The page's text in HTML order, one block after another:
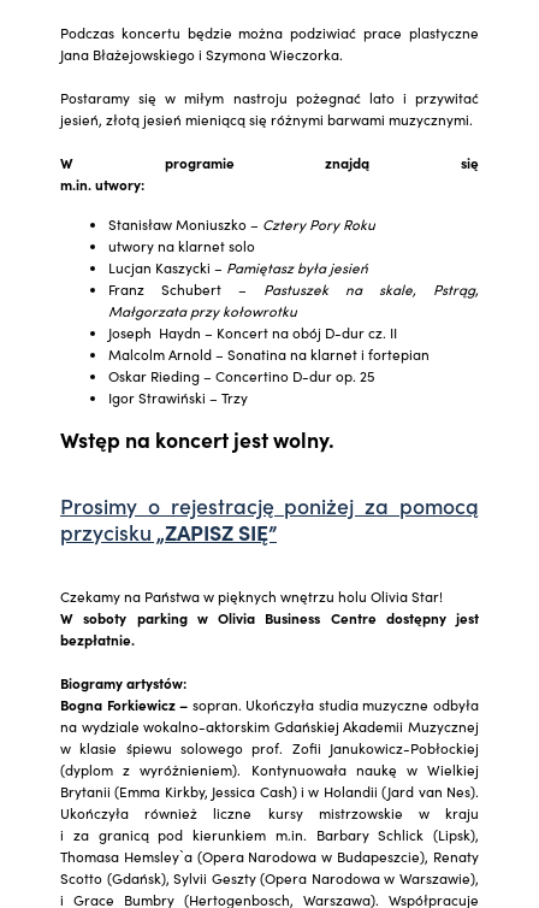
Podczas koncertu będzie można podziwiać prace plastyczne
Jana Błażejowskiego i Szymona Wieczorka.
Postaramy się w miłym nastroju pożegnać lato i przywitać
jesień, złotą jesień mieniącą się różnymi barwami muzycznymi.
W programie znajdą się
m.in. utwory:
Stanisław Moniuszko – Cztery Pory Roku
utwory na klarnet solo
Lucjan Kaszycki – Pamiętasz była jesień
Franz Schubert – Pastuszek na skale, Pstrąg,
Małgorzata przy kołowrotku
Joseph Haydn – Koncert na obój D-dur cz. II
Malcolm Arnold – Sonatina na klarnet i fortepian
Oskar Rieding – Concertino D-dur op. 25
Igor Strawiński – Trzy
Wstęp na koncert jest wolny.
Prosimy o rejestrację poniżej za pomocą
przycisku „ZAPISZ SIĘ”
Czekamy na Państwa w pięknych wnętrzu holu Olivia Star!
W soboty parking w Olivia Business Centre dostępny jest
bezpłatnie.
Biogramy artystów:
Bogna Forkiewicz – sopran. Ukończyła studia muzyczne odbyła
na wydziale wokalno-aktorskim Gdańskiej Akademii Muzycznej
w klasie śpiewu solowego prof. Zofii Janukowicz-Pobłockiej
(dyplom z wyróżnieniem). Kontynuowała naukę w Wielkiej
Brytanii (Emma Kirkby, Jessica Cash) i w Holandii (Jard van Nes).
Ukończyła również liczne kursy mistrzowskie w kraju
i za granicą pod kierunkiem m.in. Barbary Schlick (Lipsk),
Thomasa Hemsley`a (Opera Narodowa w Budapeszcie), Renaty
Scotto (Gdańsk), Sylvii Geszty (Opera Narodowa w Warszawie),
i Grace Bumbry (Hertogenbosch, Warszawa). Współpracuje